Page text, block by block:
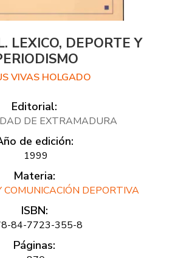
LEXICO, DEPORTE Y
VIVAS HOLGADO
Editorial:
DE EXTRAMADURA
de edición:
1999
Materia:
COMUNICACIÓN DEPORTIVA
ISBN:
84-7723-355-8
Páginas: